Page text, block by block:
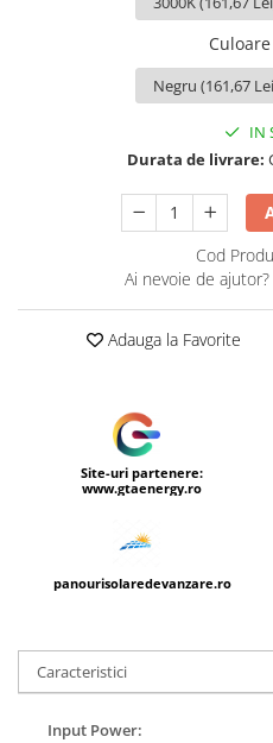
IN
Durata de livrare:
Cod
Ai nevoie de ajutor?
Adauga la Favorite
Site-uri partenere:
www.gtaenergy.ro
panourisolaredevanzare.ro
Caracteristici
Input Power: